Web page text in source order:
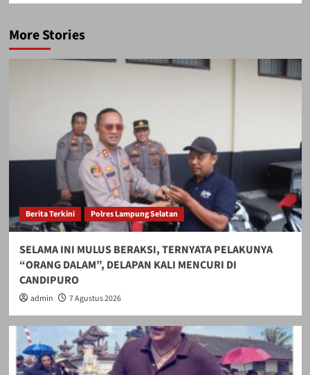
More Stories
Berita Terkini Polres Lampung Selatan
SELAMA INI MULUS BERAKSI, TERNYATA PELAKUNYA
“ORANG DALAM”, DELAPAN KALI MENCURI DI
CANDIPURO
admin 7 Agustus 2026